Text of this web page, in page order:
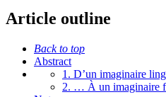
Article outline
Back to top
Abstract
1. D’un imaginaire
2. … À un imaginaire